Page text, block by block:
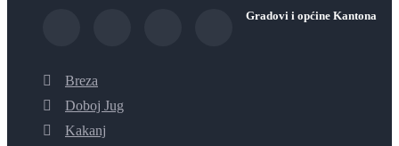
Gradovi i općine Kantona
Breza
Doboj Jug
Kakanj